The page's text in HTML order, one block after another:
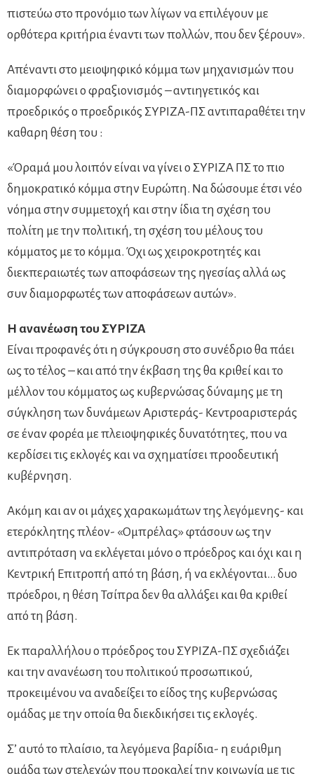
πιστεύω στο προνόμιο των λίγων να επιλέγουν με
ορθότερα κριτήρια έναντι των πολλών, που δεν ξέρουν».
Απέναντι στο μειοψηφικό κόμμα των μηχανισμών που
διαμορφώνει ο φραξιονισμός – αντιηγετικός και
προεδρικός ο προεδρικός ΣΥΡΙΖΑ-ΠΣ αντιπαραθέτει την
καθαρη θέση του :
«Όραμά μου λοιπόν είναι να γίνει ο ΣΥΡΙΖΑ ΠΣ το πιο
δημοκρατικό κόμμα στην Ευρώπη. Να δώσουμε έτσι νέο
νόημα στην συμμετοχή και στην ίδια τη σχέση του
πολίτη με την πολιτική, τη σχέση του μέλους του
κόμματος με το κόμμα. Όχι ως χειροκροτητές και
διεκπεραιωτές των αποφάσεων της ηγεσίας αλλά ως
συν διαμορφωτές των αποφάσεων αυτών».
Η ανανέωση του ΣΥΡΙΖΑ
Είναι προφανές ότι η σύγκρουση στο συνέδριο θα πάει
ως το τέλος – και από την έκβαση της θα κριθεί και το
μέλλον του κόμματος ως κυβερνώσας δύναμης με τη
σύγκληση των δυνάμεων Αριστεράς- Κεντροαριστεράς
σε έναν φορέα με πλειοψηφικές δυνατότητες, που να
κερδίσει τις εκλογές και να σχηματίσει προοδευτική
κυβέρνηση.
Ακόμη και αν οι μάχες χαρακωμάτων της λεγόμενης- και
ετερόκλητης πλέον- «Ομπρέλας» φτάσουν ως την
αντιπρόταση να εκλέγεται μόνο ο πρόεδρος και όχι και η
Κεντρική Επιτροπή από τη βάση, ή να εκλέγονται… δυο
πρόεδροι, η θέση Τσίπρα δεν θα αλλάξει και θα κριθεί
από τη βάση.
Εκ παραλλήλου ο πρόεδρος του ΣΥΡΙΖΑ-ΠΣ σχεδιάζει
και την ανανέωση του πολιτικού προσωπικού,
προκειμένου να αναδείξει το είδος της κυβερνώσας
ομάδας με την οποία θα διεκδικήσει τις εκλογές.
Σ’ αυτό το πλαίσιο, τα λεγόμενα βαρίδια- η ευάριθμη
ομάδα των στελεχών που προκαλεί την κοινωνία με τις